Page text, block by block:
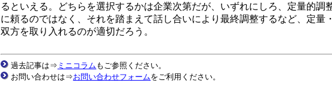
るといえる。どちらを選択するかは企業次第だが、いずれにしろ、定量的調
に頼るのではなく、それを踏まえて話し合いにより最終調整するなど、定量
双方を取り入れるのが適切だろう。
過去記事は⇒ ミニコラム もご参照ください。
お問い合わせは⇒お問い合わせフォームをご利用ください。